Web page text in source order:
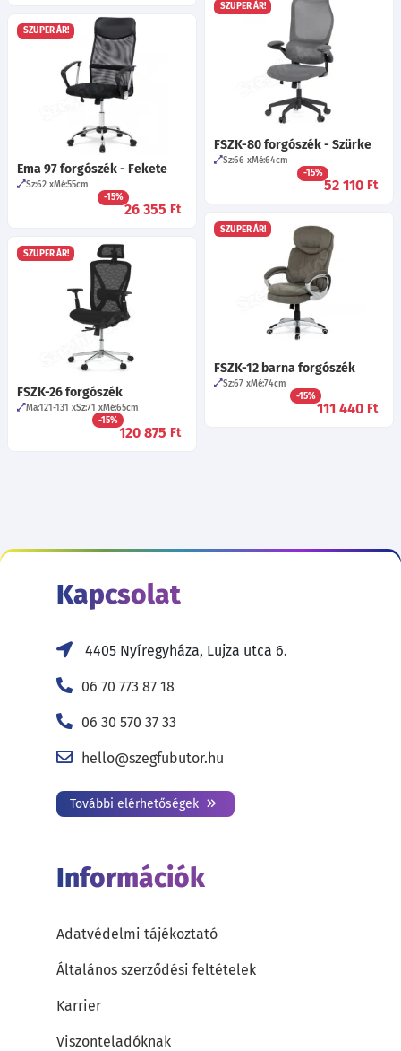
SZUPER ÁR!
FSZK-80 forgószék - Szürke
Sz:66 Mé:64cm
-15%
52 110 Ft
SZUPER ÁR!
Ema 97 forgószék - Fekete
Sz:62 Mé:55cm
-15%
26 355 Ft
SZUPER ÁR!
FSZK-12 barna forgószék
Sz:67 Mé:74cm
-15%
111 440 Ft
SZUPER ÁR!
FSZK-26 forgószék
Ma:121-131 Sz:71 Mé:65cm
-15%
120 875 Ft
Kapcsolat
4405 Nyíregyháza, Lujza utca 6.
06 70 773 87 18
06 30 570 37 33
hello@szegfubutor.hu
További elérhetőségek
Információk
Adatvédelmi tájékoztató
Általános szerződési feltételek
Karrier
Viszonteladóknak